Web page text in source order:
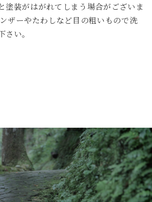
塗装がはがれてしまう場合がございま
ザーやたわしなど目の粗いもので洗
い。